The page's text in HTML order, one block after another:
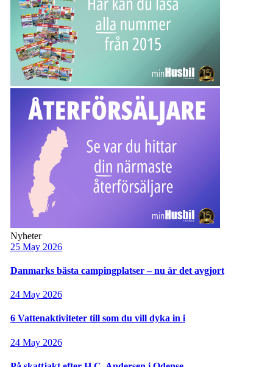
Nyheter
25 May 2026
Danmarks bästa campingplatser – nu är det avgjort
24 May 2026
6 Vattenaktiviteter till som du vill dyka in i
24 May 2026